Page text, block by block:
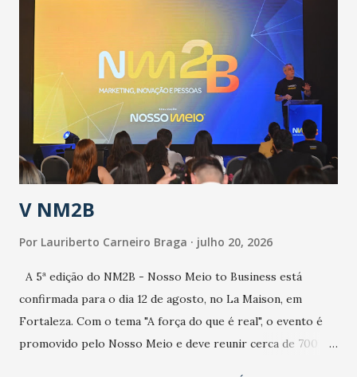
públicos e domiciliares. “Nós não estamos vivendo uma
epidemia comum, como temos em todos os anos, com
aumento de casos de dengue, influenza ou H1N1. Trata-se
de uma epidemia com um vírus diferente, com um poder de
contaminação maior que outros coronavírus”, apontou o
secretário. Segundo ele, é uma epidemia com chance de
contaminação alta, podendo gerar um grande risco à
população e ao sistema de saúde. “Precisamos saber fazer a
estratificação do risco da doença, para não so...
V NM2B
Por Lauriberto Carneiro Braga julho 20, 2026
A 5ª edição do NM2B - Nosso Meio to Business está
confirmada para o dia 12 de agosto, no La Maison, em
Fortaleza. Com o tema "A força do que é real", o evento é
promovido pelo Nosso Meio e deve reunir cerca de 700